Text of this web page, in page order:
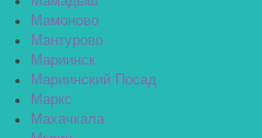
Мамоново
Мантурово
Мариинск
Мариинский Посад
Маркс
Махачкала